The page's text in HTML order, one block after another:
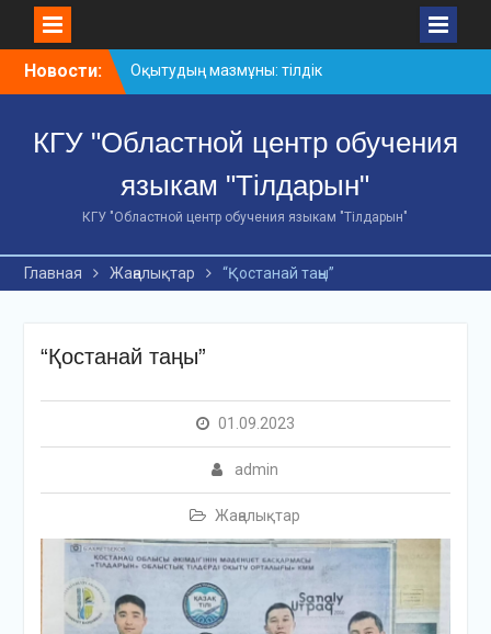
Новости:
Оқытудың мазмұны: тілдік
дағдылар және
стратегиялар
АХМЕТ БАЙТҰРСЫНҰЛЫ
АТЫНДАҒЫ «ҮЗДІК
ОҚЫТУШЫ-2026»
«Мемлекеттік тіл –
Тәуелсіздік символы»
КГУ "Областной центр обучения
языкам "Тілдарын"
КГУ "Областной центр обучения языкам "Тілдарын"
Главная Жаңалықтар “Қостанай таңы”
“Қостанай таңы”
01.09.2023
admin
Жаңалықтар